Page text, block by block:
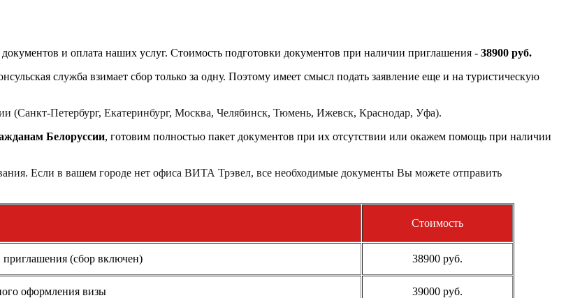
документов и оплата наших услуг. Стоимость подготовки документов при наличии приглашения - 38900 руб.
служба взимает сбор только за одну. Поэтому имеет смысл подать заявление еще и на туристическую
(Санкт-Петербург, Екатеринбург, Москва, Челябинск, Тюмень, Ижевск, Краснодар, Уфа).
Белоруссии, готовим полностью пакет документов при их отсутствии или окажем помощь при наличии
Если в вашем городе нет офиса ВИТА Трэвел, все необходимые документы Вы можете отправить
Стоимость
(сбор включен) 38900 руб.
оформления визы 39000 руб.